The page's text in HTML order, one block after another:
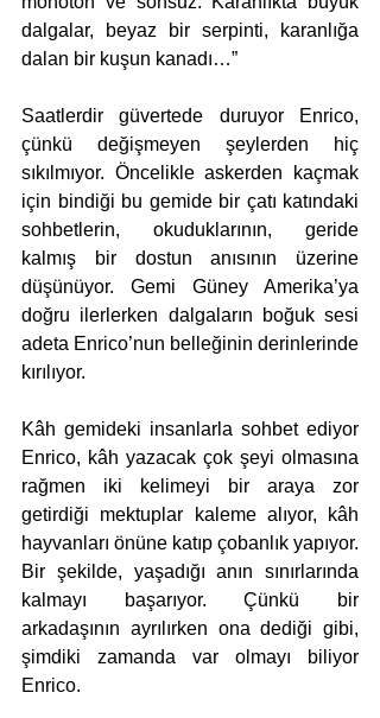
dalgalar, beyaz bir serpinti, karanlığa
dalan bir kuşun kanadı…”
Saatlerdir güvertede duruyor Enrico,
çünkü değişmeyen şeylerden hiç
sıkılmıyor. Öncelikle askerden kaçmak
için bindiği bu gemide bir çatı katındaki
sohbetlerin, okuduklarının, geride
kalmış bir dostun anısının üzerine
düşünüyor. Gemi Güney Amerika’ya
doğru ilerlerken dalgaların boğuk sesi
adeta Enrico’nun belleğinin derinlerinde
kırılıyor.
Kâh gemideki insanlarla sohbet ediyor
Enrico, kâh yazacak çok şeyi olmasına
rağmen iki kelimeyi bir araya zor
getirdiği mektuplar kaleme alıyor, kâh
hayvanları önüne katıp çobanlık yapıyor.
Bir şekilde, yaşadığı anın sınırlarında
kalmayı başarıyor. Çünkü bir
arkadaşının ayrılırken ona dediği gibi,
şimdiki zamanda var olmayı biliyor
Enrico.